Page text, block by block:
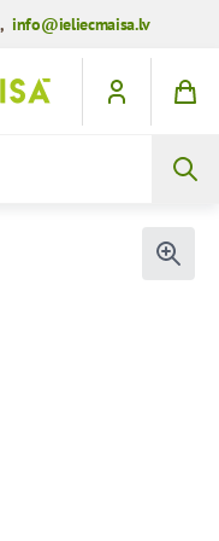
,info@ieliecmaisa.lv